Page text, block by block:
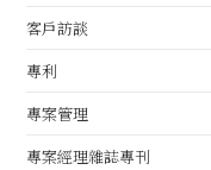
客戶訪談
專利
專案管理
專案經理雜誌專刊